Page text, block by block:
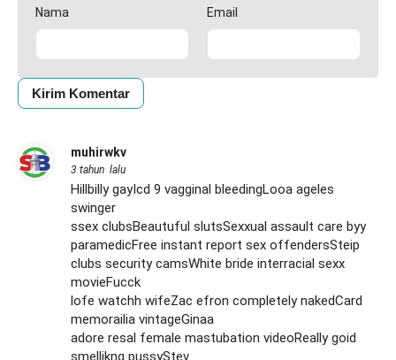
Nama Email
muhirwkv
3 tahun lalu
Hillbilly gayIcd 9 vagginal bleedingLooa ageles
swinger
ssex clubsBeautuful slutsSexxual assault care byy
paramedicFree instant report sex offendersSteip
clubs security camsWhite bride interracial sexx
movieFucck
lofe watchh wifeZac efron completely nakedCard
memorailia vintageGinaa
adore resal female mastubation videoReally goid